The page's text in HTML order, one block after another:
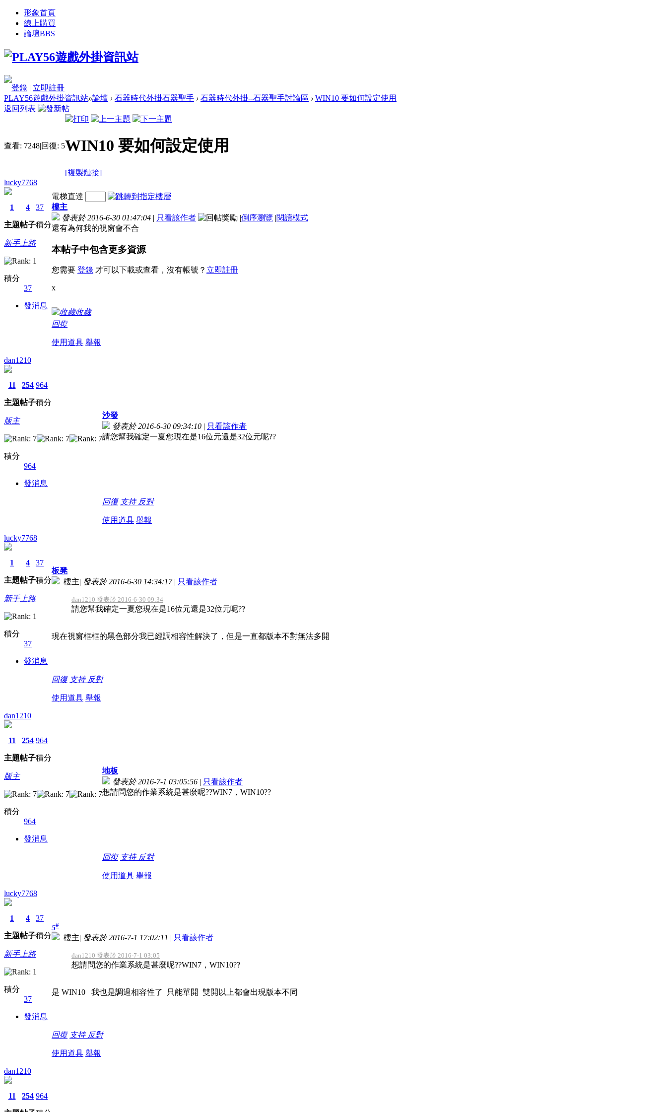
形象首頁
線上購買
論壇BBS
登錄 | 立即註冊
PLAY56遊戲外掛資訊站»論壇 › 石器時代外掛石器聖手 › 石器時代外掛--石器聖手討論區 › WIN10 要如何設定使用
返回列表
查看: 7248|回復: 5WIN10 要如何設定使用
[複製鏈接]
lucky7768
1
主題
4
帖子
37
積分
新手上路
積分
37
發消息
電梯直達
樓主
發表於 2016-6-30 01:47:04 | 只看該作者 |倒序瀏覽 |閱讀模式
還有為何我的視窗會不合
本帖子中包含更多資源
您需要 登錄 才可以下載或查看，沒有帳號？ 立即註冊
x
收藏
回復
使用道具 舉報
dan1210
11
主題
254
帖子
964
積分
版主
積分
964
發消息
沙發
發表於 2016-6-30 09:34:10 | 只看該作者
請您幫我確定一夏您現在是16位元還是32位元呢??
回復 支持 反對
使用道具 舉報
lucky7768
1
主題
4
帖子
37
積分
新手上路
積分
37
發消息
板凳
樓主| 發表於 2016-6-30 14:34:17 | 只看該作者
dan1210 發表於 2016-6-30 09:34
請您幫我確定一夏您現在是16位元還是32位元呢??
現在視窗框框的黑色部分我已經調相容性解決了，但是一直都版本不對無法多開
回復 支持 反對
使用道具 舉報
dan1210
11
主題
254
帖子
964
積分
版主
積分
964
發消息
地板
發表於 2016-7-1 03:05:56 | 只看該作者
想請問您的作業系統是甚麼呢??WIN7，WIN10??
回復 支持 反對
使用道具 舉報
lucky7768
1
主題
4
帖子
37
積分
新手上路
積分
37
發消息
5#
樓主| 發表於 2016-7-1 17:02:11 | 只看該作者
dan1210 發表於 2016-7-1 03:05
想請問您的作業系統是甚麼呢??WIN7，WIN10??
是 WIN10 我也是調過相容性了 只能單開 雙開以上都會出現版本不同
回復 支持 反對
使用道具 舉報
dan1210
11 254 964